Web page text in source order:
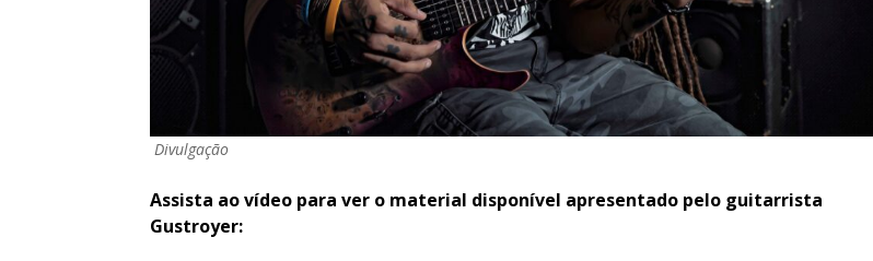
Divulgação
Assista ao vídeo para ver o material disponível apresentado pelo guitarrista
Gustroyer: